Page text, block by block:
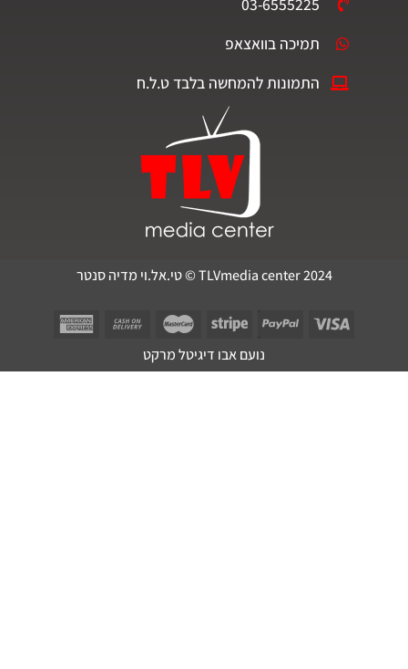
תמיכה בוואצאפ
התמונות להמחשה בלבד ט.ל.ח
נועם אבו דיגיטל מרקט
TLVmedia center 2024 © טי.אל.וי מדיה סנטר